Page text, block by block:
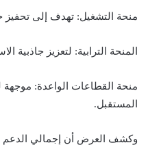
منحة التشغيل: تهدف إلى
المنحة الترابية: لتعزيز جاذبية
منحة القطاعات الواعدة: موجهة
المستقبل.